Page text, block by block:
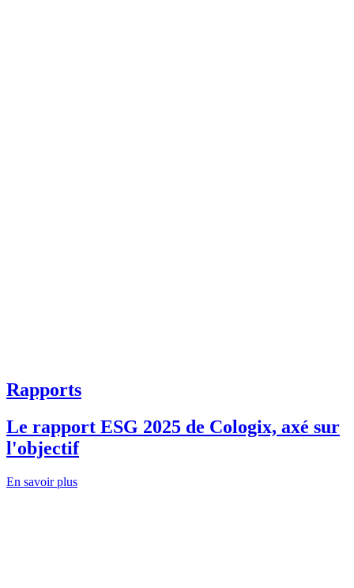
Rapports
Le rapport ESG 2025 de Cologix, axé sur
l'objectif
En savoir plus